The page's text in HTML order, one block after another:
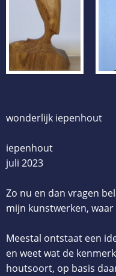
wonderlijk iepenhout
iepenhout
juli 2023
Zo nu en dan vragen
mijn kunstwerken,
Meestal ontstaat een
en weet wat de
houtsoort, op basis